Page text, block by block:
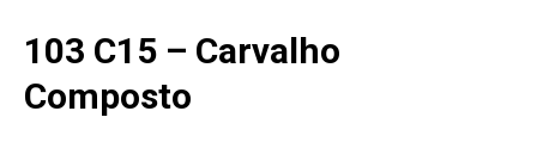
103 C15 – Carvalho
Composto